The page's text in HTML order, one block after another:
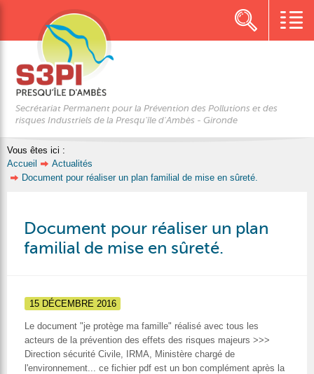
Secrétariat Permanent pour la Prévention des Pollutions et des
risques Industriels de la Presqu'île d'Ambès - Gironde
Vous êtes ici :
Accueil
Actualités
Document pour réaliser un plan familial de mise en sûreté.
Document pour réaliser un plan
familial de mise en sûreté.
15 DÉCEMBRE 2016
Le document "je protège ma famille" réalisé avec tous les
acteurs de la prévention des effets des risques majeurs >>>
Direction sécurité Civile, IRMA, Ministère chargé de
l'environnement... ce fichier pdf est un bon complément après la